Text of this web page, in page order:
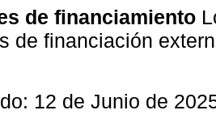
de financiamiento
de financiación
12 de Junio de